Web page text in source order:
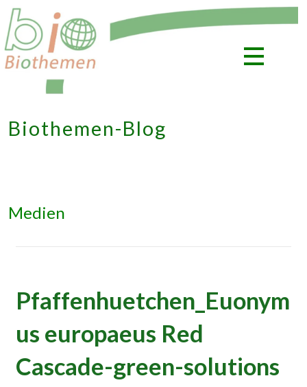
Zum
Inhalt
springen
Biothemen-Blog
Medien
Pfaffenhuetchen_Euonym
us europaeus Red
Cascade-green-solutions